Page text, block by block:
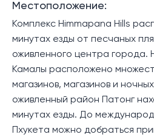
Местоположение:
Комплекс Himmapana Hills
минутах езды от песчаных
оживленного центра города.
Камалы расположено
магазинов, магазинов и
оживленный район Патонг
минутах езды. До
Пхукета можно добраться